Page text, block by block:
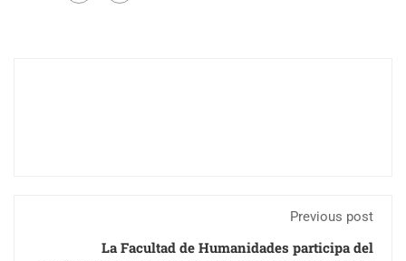
Previous post
La Facultad de Humanidades participa del